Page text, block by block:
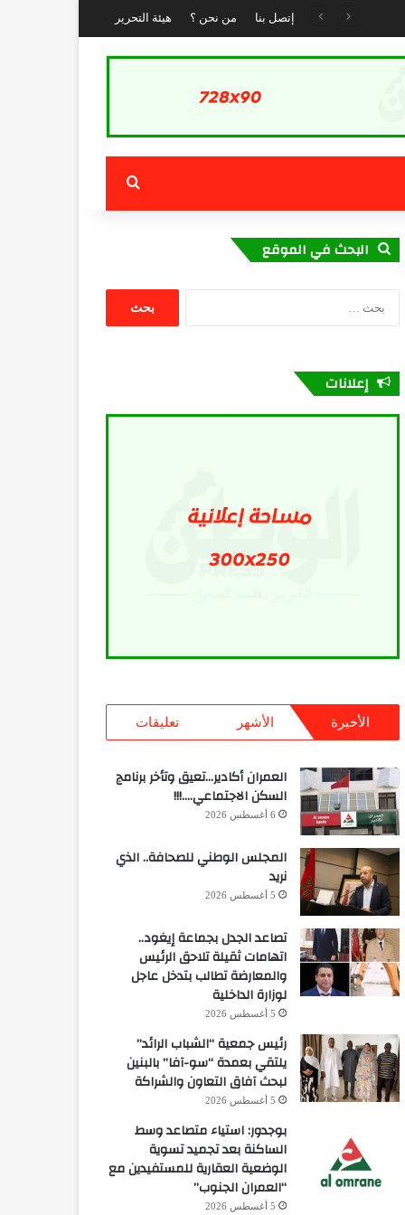
إتصل بنا من نحن ؟ هيئة التحرير
بحث عن
البحث في الموقع
إعلانات
الأخيرة الأشهر تعليقات
العمران أكادير…تعيق وتأخر برنامج
السكن الاجتماعي….!!!
6 أغسطس 2026
المجلس الوطني للصحافة.. الذي
نريد
5 أغسطس 2026
تصاعد الجدل بجماعة إيغود..
اتهامات ثقيلة تلاحق الرئيس
والمعارضة تطالب بتدخل عاجل
لوزارة الداخلية
5 أغسطس 2026
رئيس جمعية “الشباب الرائد”
يلتقي بعمدة “سو-آفا” بالبنين
لبحث آفاق التعاون والشراكة
5 أغسطس 2026
بوجدور: استياء متصاعد وسط
الساكنة بعد تجميد تسوية
الوضعية العقارية للمستفيدين مع
“العمران الجنوب”
5 أغسطس 2026